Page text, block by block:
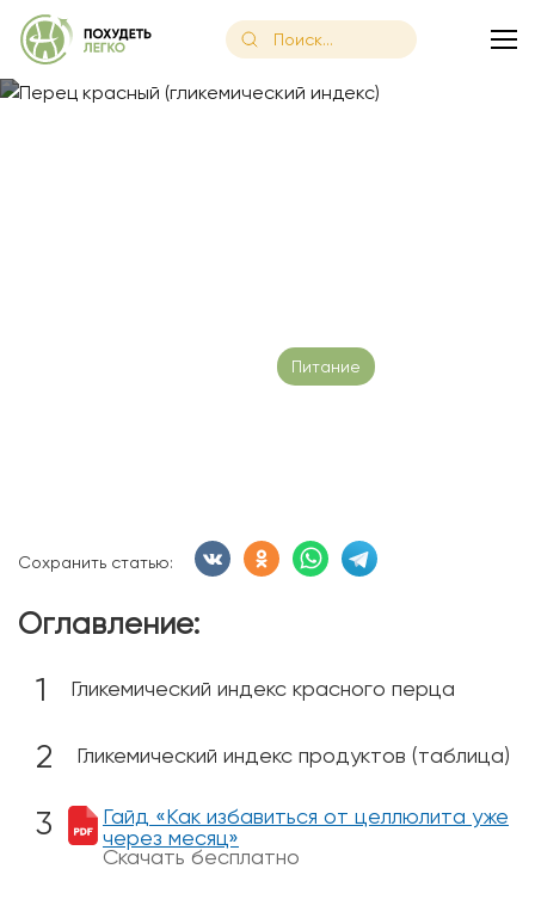
Питание
Сохранить статью:
Оглавление:
Гликемический индекс красного перца
Гликемический индекс продуктов (таблица)
Гайд «Как избавиться от целлюлита уже
через месяц»
Скачать бесплатно